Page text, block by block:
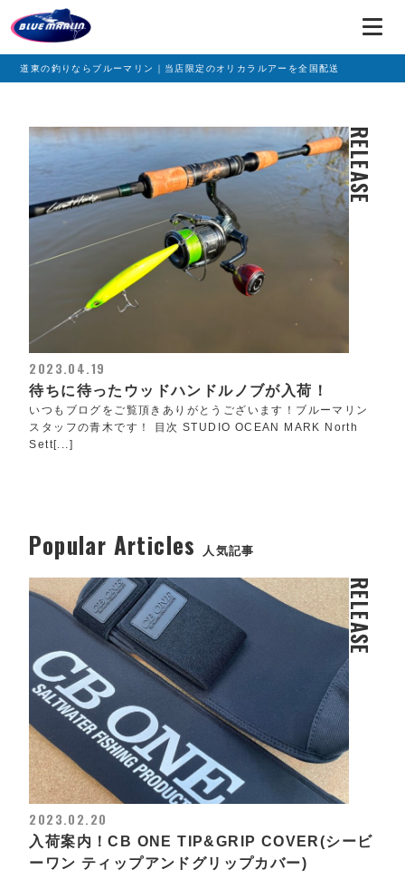
道東の釣りならブルーマリン｜当店限定のオリカラルアーを全国配送
RELEASE
2023.04.19
待ちに待ったウッドハンドルノブが入荷！
いつもブログをご覧頂きありがとうございます！ブルーマリン
スタッフの青木です！ 目次 STUDIO OCEAN MARK North
Sett[...]
Popular Articles 人気記事
RELEASE
2023.02.20
入荷案内！CB ONE TIP&GRIP COVER(シービ
ーワン ティップアンドグリップカバー)